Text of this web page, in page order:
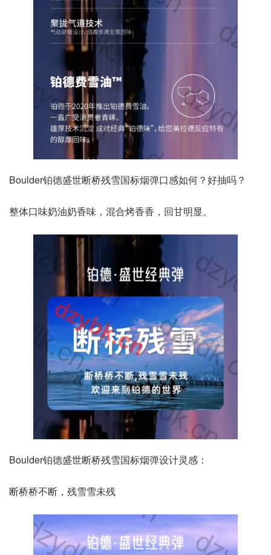
Boulder铂德盛世断桥残雪国标烟弹口感如何？好抽吗？
整体口味奶油奶香味，混合烤香香，回甘明显。
Boulder铂德盛世断桥残雪国标烟弹设计灵感：
断桥桥不断，残雪雪未残